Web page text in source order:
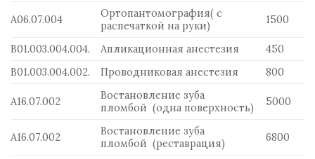
А06.07.004
Ортопантомография( с
распечаткой на руки)
1500
В01.003.004.004. Апликационная анестезия
450
В01.003.004.002.
Проводниковая анестезия 800
А16.07.002
Востановление зуба
пломбой (одна поверхность)
5000
А16.07.002
Востановление зуба
пломбой (реставрация)
6800